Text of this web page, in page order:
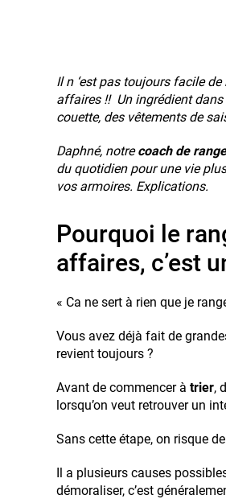
Il n ‘est pas toujours facile
affaires !! Un ingrédient dans
couette, des vêtements de
Daphné, notrecoach de
du quotidien pour une vie
vos armoires. Explications.
Pourquoi le
affaires, c’est
« Ca ne sert à rien que je
Vous avez déjà fait de
revient toujours ?
Avant de commencer à trier,
lorsqu’on veut retrouver un
Sans cette étape, on risque
Il a plusieurs causes
démoraliser, c’est